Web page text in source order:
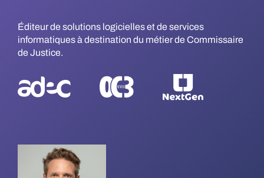
Éditeur de solutions logicielles et de services
informatiques à destination du métier de Commissaire
de Justice.